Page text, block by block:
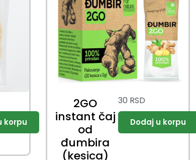
2GO
instant čaj
od
đumbira
(kesica)
30 RSD